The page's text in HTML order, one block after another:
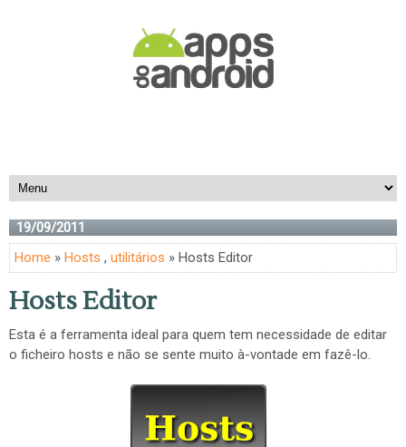
19/09/2011
Home » Hosts , utilitários » Hosts Editor
Hosts Editor
Esta é a ferramenta ideal para quem tem necessidade de editar
o ficheiro hosts e não se sente muito à-vontade em fazê-lo.